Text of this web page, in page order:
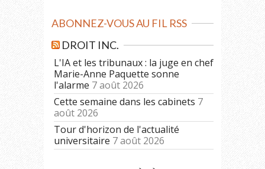
ABONNEZ-VOUS AU FIL RSS
DROIT INC.
L'IA et les tribunaux : la juge en chef
Marie-Anne Paquette sonne
l'alarme 7 août 2026
Cette semaine dans les cabinets 7
août 2026
Tour d'horizon de l'actualité
universitaire 7 août 2026